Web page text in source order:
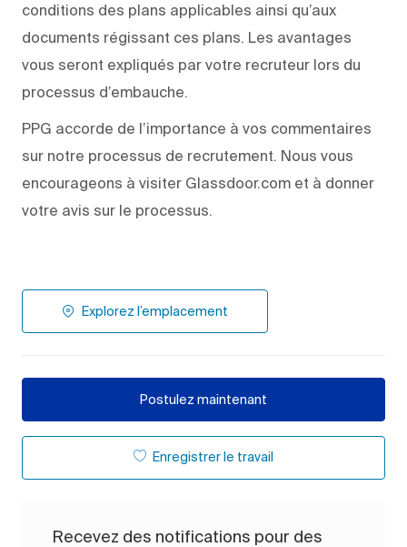
conditions des plans applicables ainsi qu’aux
documents régissant ces plans. Les avantages
vous seront expliqués par votre recruteur lors du
processus d’embauche.
PPG accorde de l’importance à vos commentaires
sur notre processus de recrutement. Nous vous
encourageons à visiter Glassdoor.com et à donner
votre avis sur le processus.
Explorez l’emplacement
Postulez maintenant
Enregistrer le travail
Recevez des notifications pour des